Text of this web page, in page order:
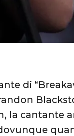
di
la cantante